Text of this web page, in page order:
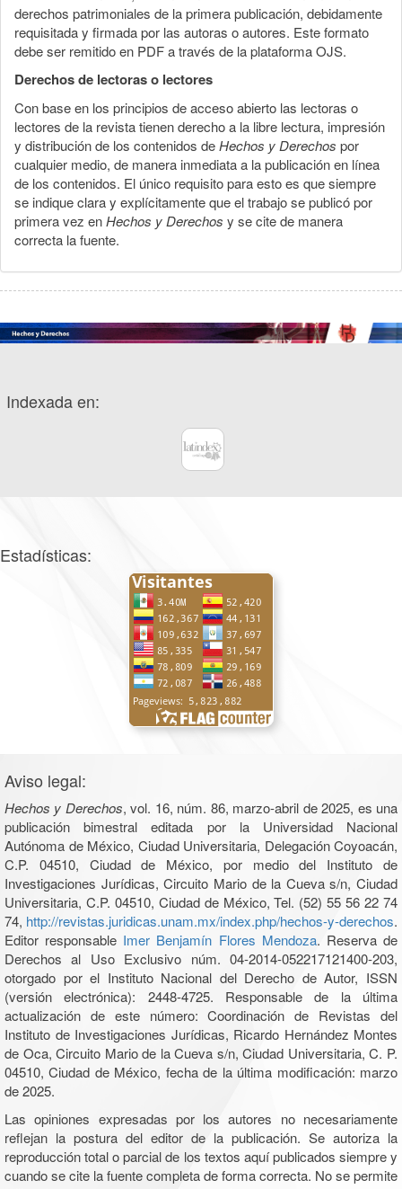
derechos patrimoniales de la primera publicación, debidamente
requisitada y firmada por las autoras o autores. Este formato
debe ser remitido en PDF a través de la plataforma OJS.
Derechos de lectoras o lectores
Con base en los principios de acceso abierto las lectoras o
lectores de la revista tienen derecho a la libre lectura, impresión
y distribución de los contenidos deHechos y Derechos por
cualquier medio, de manera inmediata a la publicación en línea
de los contenidos. El único requisito para esto es que siempre
se indique clara y explícitamente que el trabajo se publicó por
primera vez enHechos y Derechos y se cite de manera
correcta la fuente.
Indexada en:
Estadísticas:
Aviso legal:
Hechos y Derechos, vol. 16, núm. 86, marzo-abril de 2025, es una
publicación bimestral editada por la Universidad Nacional
Autónoma de México, Ciudad Universitaria, Delegación Coyoacán,
C.P. 04510, Ciudad de México, por medio del Instituto de
Investigaciones Jurídicas, Circuito Mario de la Cueva s/n, Ciudad
Universitaria, C.P. 04510, Ciudad de México, Tel. (52) 55 56 22 74
74, http://revistas.juridicas.unam.mx/index.php/hechos-y-derechos.
Editor responsable Imer Benjamín Flores Mendoza. Reserva de
Derechos al Uso Exclusivo núm. 04-2014-052217121400-203,
otorgado por el Instituto Nacional del Derecho de Autor, ISSN
(versión electrónica): 2448-4725. Responsable de la última
actualización de este número: Coordinación de Revistas del
Instituto de Investigaciones Jurídicas, Ricardo Hernández Montes
de Oca, Circuito Mario de la Cueva s/n, Ciudad Universitaria, C. P.
04510, Ciudad de México, fecha de la última modificación: marzo
de 2025.
Las opiniones expresadas por los autores no necesariamente
reflejan la postura del editor de la publicación. Se autoriza la
reproducción total o parcial de los textos aquí publicados siempre y
cuando se cite la fuente completa de forma correcta. No se permite